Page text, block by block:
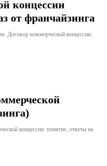
концессии
от франчайзинга
Договор коммерческой концессии.
концессии: понятие, ответы на